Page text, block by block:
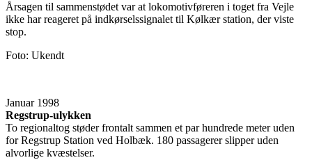
Årsagen til sammenstødet var at lokomotivføreren i toget fra Vejle
ikke har reageret på indkørselssignalet til Kølkær station, der viste
stop.
Foto: Ukendt
Januar 1998
Regstrup-ulykken
To regionaltog støder frontalt sammen et par hundrede meter uden
for Regstrup Station ved Holbæk. 180 passagerer slipper uden
alvorlige kvæstelser.